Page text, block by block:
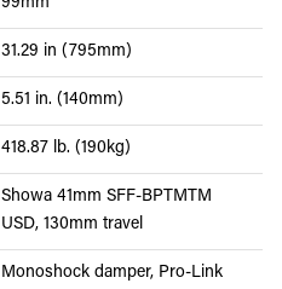
99mm
31.29 in (795mm)
5.51 in. (140mm)
418.87 lb. (190kg)
Showa 41mm SFF-BPTMTM
USD, 130mm travel
Monoshock damper, Pro-Link